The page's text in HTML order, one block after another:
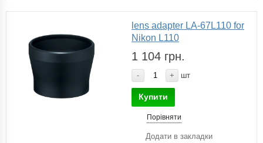
lens adapter LA-67L110 for
Nikon L110
1 104 грн.
- + шт
Купити
Порівняти
Додати в закладки